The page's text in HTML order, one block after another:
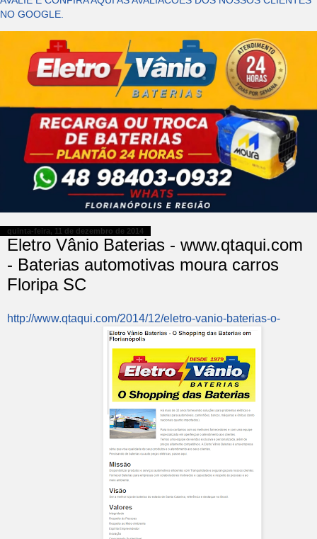
NO GOOGLE.
quinta-feira, 11 de dezembro de 2014
Eletro Vânio Baterias - www.qtaqui.com
- Baterias automotivas moura carros
Floripa SC
http://www.qtaqui.com/2014/12/eletro-vanio-baterias-o-